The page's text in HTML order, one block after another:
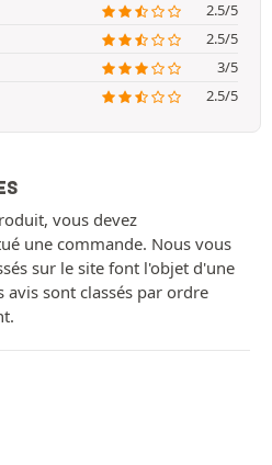
2.5/5
2.5/5
3/5
2.5/5
vous devez
une commande. Nous vous
sur le site font l'objet d'une
avis sont classés par ordre